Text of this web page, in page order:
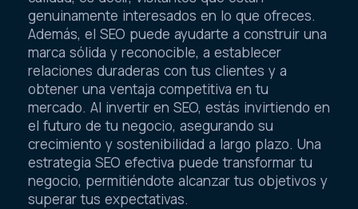
genuinamente interesados en lo que ofreces.
Además, el SEO puede ayudarte a construir una
marca sólida y reconocible, a establecer
relaciones duraderas con tus clientes y a
obtener una ventaja competitiva en tu
mercado. Al invertir en SEO, estás invirtiendo en
el futuro de tu negocio, asegurando su
crecimiento y sostenibilidad a largo plazo. Una
estrategia SEO efectiva puede transformar tu
negocio, permitiéndote alcanzar tus objetivos y
superar tus expectativas.